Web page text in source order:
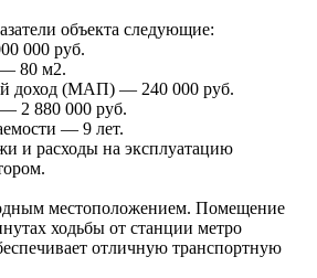
объекта следующие:
000 руб.
80 м2.
доход (МАП) — 240 000 руб.
2 880 000 руб.
— 9 лет.
и расходы на эксплуатацию
местоположением. Помещение
ходьбы от станции метро
отличную транспортную